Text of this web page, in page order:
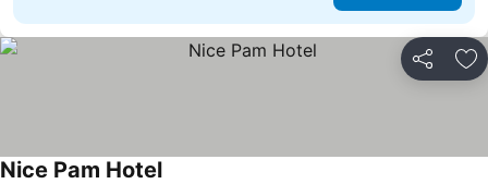
Partilhar
Nice Pam Hotel